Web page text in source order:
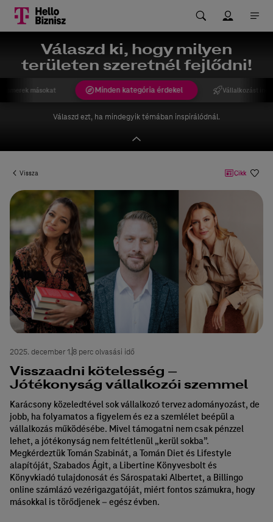
Válaszd ki, hogy milyen
területen szeretnél fejlődni!
Minden kategória érdekel Vállalkozást
másokat
Válaszd ezt, ha mindegyik témában inspirálódnál.
Vissza Cikk
Visszaadni kötelesség –
Jótékonyság vállalkozói szemmel
Karácsony közeledtével sok vállalkozó tervez adományozást, de
jobb, ha folyamatos a figyelem és ez a szemlélet beépül a
vállalkozás működésébe. Mivel támogatni nem csak pénzzel
lehet, a jótékonyság nem feltétlenül „kerül sokba”.
Megkérdeztük Tomán Szabinát, a Tomán Diet és Lifestyle
alapítóját, Szabados Ágit, a Libertine Könyvesbolt és
Könyvkiadó tulajdonosát és Sárospataki Albertet, a Billingo
online számlázó vezérigazgatóját, miért fontos számukra, hogy
másokkal is törődjenek – egész évben.
2025. december 1.8 perc olvasási idő